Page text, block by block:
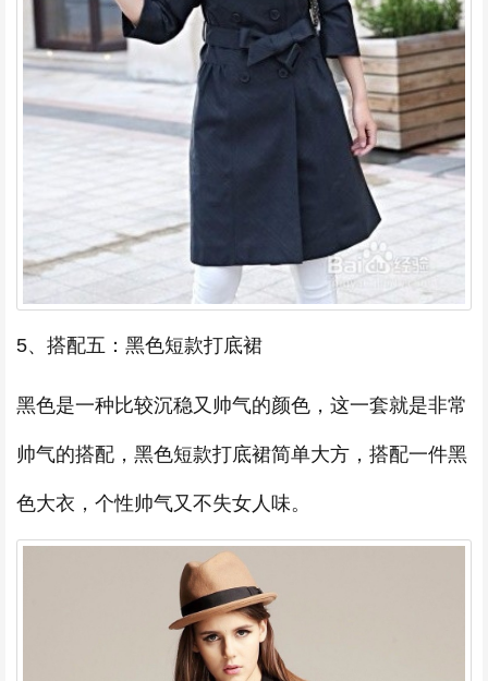
5、搭配五：黑色短款打底裙
黑色是一种比较沉稳又帅气的颜色，这一套就是非常
帅气的搭配，黑色短款打底裙简单大方，搭配一件黑
色大衣，个性帅气又不失女人味。